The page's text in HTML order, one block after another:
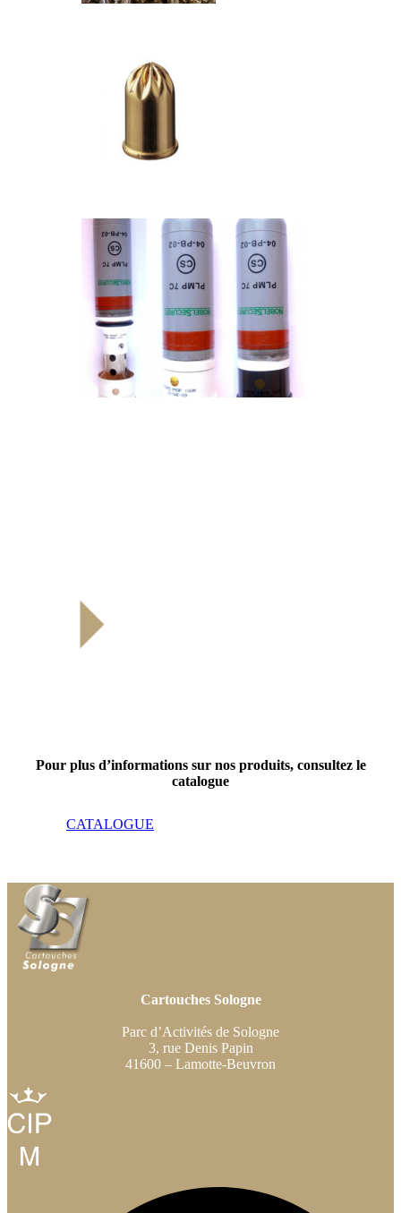
Pour plus d’informations sur nos produits, consultez le
catalogue
CATALOGUE
Cartouches Sologne
Parc d’Activités de Sologne
3, rue Denis Papin
41600 – Lamotte-Beuvron